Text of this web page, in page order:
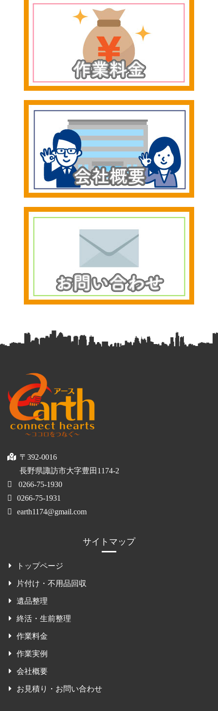
〒392-0016
長野県諏訪市大字豊田1174-2
0266-75-1930
0266-75-1931
earth1174@gmail.com
サイトマップ
トップページ
片付け・不用品回収
遺品整理
終活・生前整理
作業料金
作業実例
会社概要
お見積り・お問い合わせ